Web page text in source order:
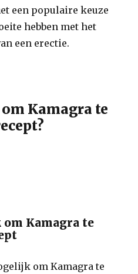
een populaire keuze
hebben met het
een erectie.
Kamagra te
Kamagra te
om Kamagra te